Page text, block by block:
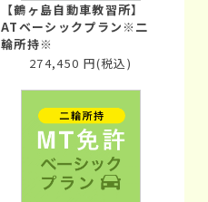
【鶴ヶ島自動車教習所】
ATベーシックプラン※二
輪所持※
274,450 円(税込)